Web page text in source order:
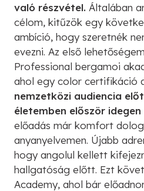
való részvétel. Általában
célom, kitűzök egy
ambíció, hogy szeretnék
evezni. Az első
Professional bergamoi
ahol egy color certifikáció
nemzetközi audiencia
életemben először idegen
előadás már komfort
anyanyelvemen. Újabb
hogy angolul kellett
hallgatóság előtt. Ezt
Academy, ahol bár